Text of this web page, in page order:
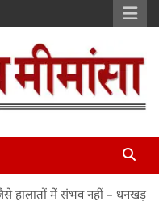
हालातों में संभव नहीं – धनखड़